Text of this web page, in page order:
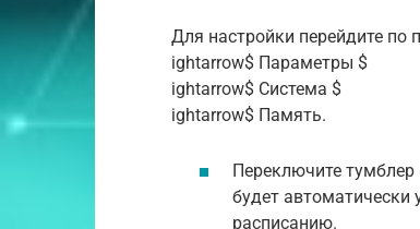
Для настройки перейдите по
ightarrow$ Параметры $
ightarrow$ Система $
ightarrow$ Память.
Переключите тумблер
будет
расписанию.